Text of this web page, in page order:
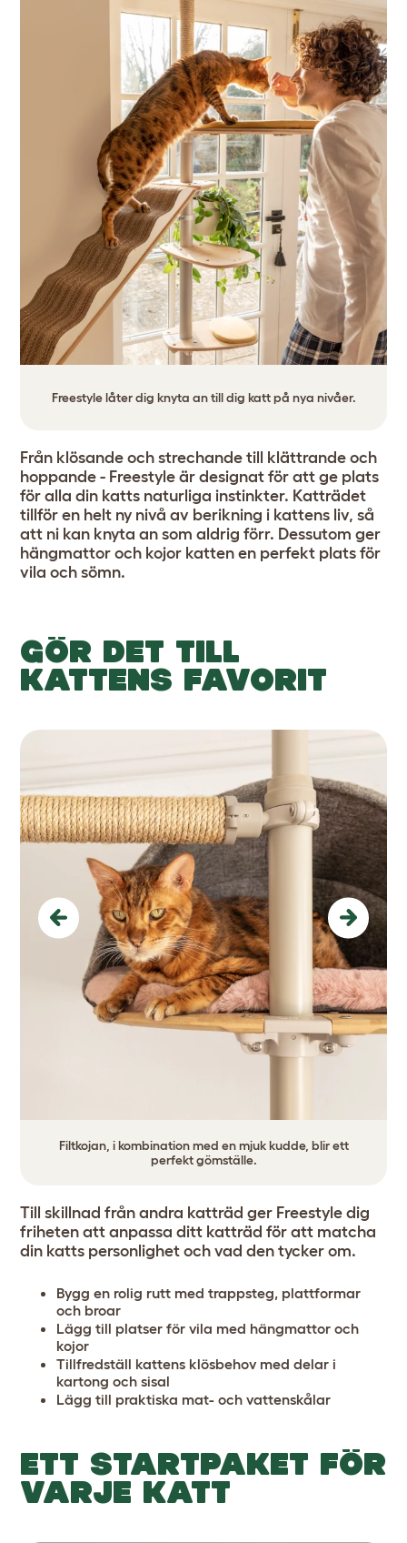
Freestyle låter dig knyta an till dig katt på nya nivåer.
Från klösande och strechande till klättrande och
hoppande - Freestyle är designat för att ge plats
för alla din katts naturliga instinkter. Katträdet
tillför en helt ny nivå av berikning i kattens liv, så
att ni kan knyta an som aldrig förr. Dessutom ger
hängmattor och kojor katten en perfekt plats för
vila och sömn.
GÖR DET TILL
KATTENS FAVORIT
Filtkojan, i kombination med en mjuk kudde, blir ett
perfekt gömställe.
Previous Next
Till skillnad från andra katträd ger Freestyle dig
friheten att anpassa ditt katträd för att matcha
din katts personlighet och vad den tycker om.
Bygg en rolig rutt med trappsteg, plattformar
och broar
Lägg till platser för vila med hängmattor och
kojor
Tillfredställ kattens klösbehov med delar i
kartong och sisal
Lägg till praktiska mat- och vattenskålar
ETT STARTPAKET FÖR
VARJE KATT